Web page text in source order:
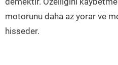
motorunu daha az yorar ve
hisseder.